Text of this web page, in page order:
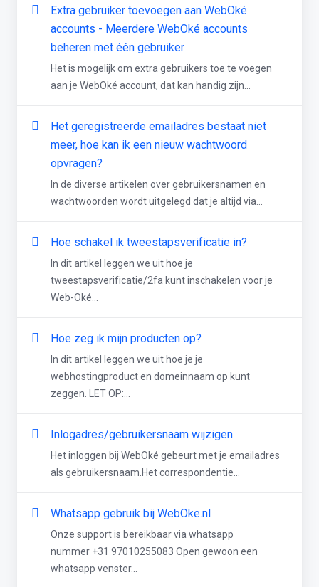
Extra gebruiker toevoegen aan WebOké
accounts - Meerdere WebOké accounts
beheren met één gebruiker
Het is mogelijk om extra gebruikers toe te voegen
aan je WebOké account, dat kan handig zijn...
Het geregistreerde emailadres bestaat niet
meer, hoe kan ik een nieuw wachtwoord
opvragen?
In de diverse artikelen over gebruikersnamen en
wachtwoorden wordt uitgelegd dat je altijd via...
Hoe schakel ik tweestapsverificatie in?
In dit artikel leggen we uit hoe je
tweestapsverificatie/2fa kunt inschakelen voor je
Web-Oké...
Hoe zeg ik mijn producten op?
In dit artikel leggen we uit hoe je je
webhostingproduct en domeinnaam op kunt
zeggen. LET OP:...
Inlogadres/gebruikersnaam wijzigen
Het inloggen bij WebOké gebeurt met je emailadres
als gebruikersnaam.Het correspondentie...
Whatsapp gebruik bij WebOke.nl
Onze support is bereikbaar via whatsapp
nummer +31 97010255083 Open gewoon een
whatsapp venster...